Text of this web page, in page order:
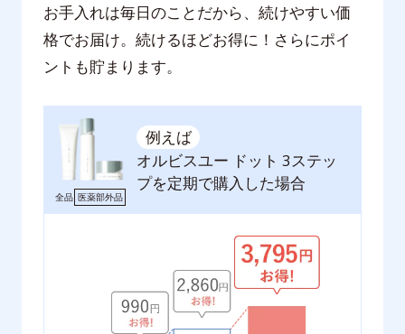
お手入れは毎日のことだから、続けやすい価
格でお届け。続けるほどお得に！さらにポイ
ントも貯まります。
全品 医薬部外品
例えば
オルビスユー ドット 3ステッ
プを定期で購入した場合